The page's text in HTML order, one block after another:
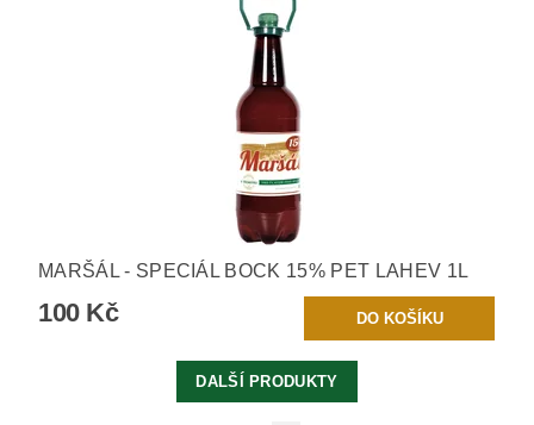
MARŠÁL - SPECIÁL BOCK 15% PET LAHEV 1L
100 Kč
DALŠÍ PRODUKTY